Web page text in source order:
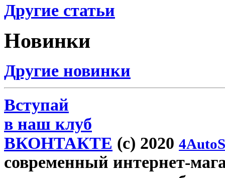
Другие статьи
Новинки
Другие новинки
Вступай
в наш клуб
ВКОНТАКТЕ (c) 2020
современный интернет-